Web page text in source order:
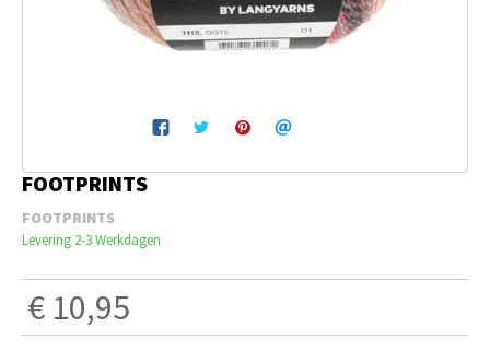
Machines en Toebehoren
FOOTPRINTS
FOOTPRINTS
Levering 2-3 Werkdagen
€ 10,95